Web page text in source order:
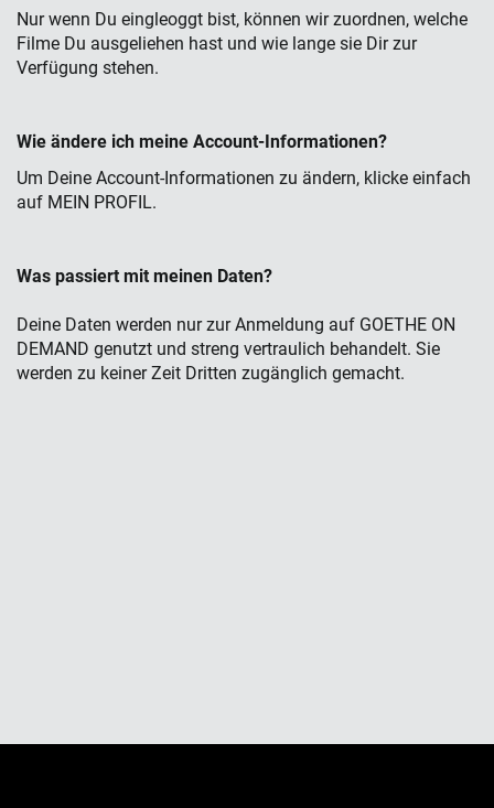
Nur wenn Du eingleoggt bist, können wir zuordnen, welche
Filme Du ausgeliehen hast und wie lange sie Dir zur
Verfügung stehen.
Wieändere ich meine Account-Informationen?
Um Deine Account-Informationen zu ändern, klicke einfach
auf MEIN PROFIL.
Was passiert mit meinen Daten?
Deine Daten werden nur zur Anmeldung auf GOETHE ON
DEMAND genutzt und streng vertraulich behandelt. Sie
werden zu keiner Zeit Dritten zugänglich gemacht.